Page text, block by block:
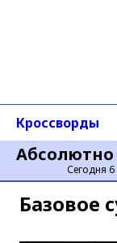
Абсолютно
Сегодня 6
Кроссворды
Базовое